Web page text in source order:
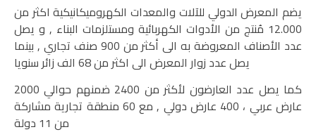
يضم المعرض الدولي للآلات والمعدات الكهروميكانيكية اكثر من
12.000 مُنتج من الأدوات الكهربائية ومستلزمات البناء , و يصل
عدد الأصناف المعروضة به الى أكثر من 900 صنف تجاري , بينما
يصل عدد زوار المعرض الى اكثر من 68 الف زائر سنويا
كما يصل عدد العارضون لأكثر من 2400 ضمنهم حوالي 2000
عارض عربي ، 400 عارض دولي , مع 60 منطقة تجارية مشاركة
من 11 دولة